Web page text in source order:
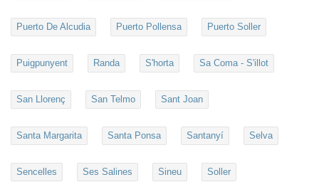
Puerto De Alcudia Puerto Pollensa Puerto Soller
Puigpunyent Randa S'horta Sa Coma - S'illot
San Llorenç San Telmo Sant Joan
Santa Margarita Santa Ponsa Santanyí Selva
Sencelles Ses Salines Sineu Soller